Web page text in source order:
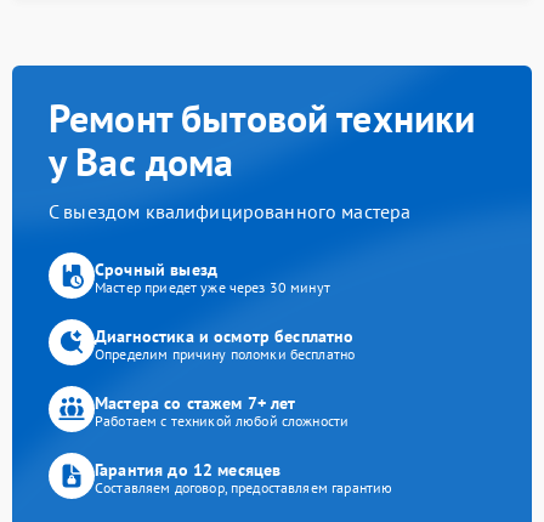
Ремонт бытовой техники
у Вас дома
С выездом квалифицированного мастера
Срочный выезд
Мастер приедет уже через 30 минут
Диагностика и осмотр бесплатно
Определим причину поломки бесплатно
Мастера со стажем 7+ лет
Работаем с техникой любой сложности
Гарантия до 12 месяцев
Составляем договор, предоставляем гарантию